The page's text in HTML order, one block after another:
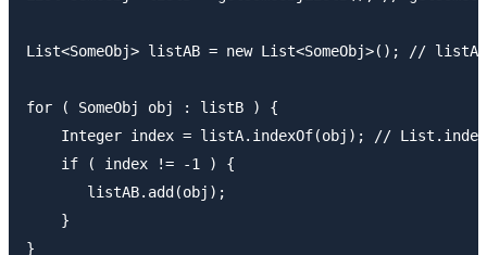
List<SomeObj> listAB = new List<SomeObj>(); // listA
for ( SomeObj obj : listB ) {
Integer index = listA.indexOf(obj); //
    if ( index != -1 ) {
       listAB.add(obj);
    }